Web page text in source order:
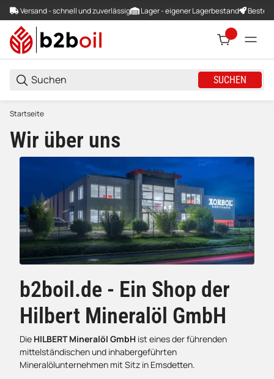
Versand - schnell und zuverlässig Lager - eigener Lagerbestand
SUCHEN
Startseite
Wir über uns
b2boil.de - Ein Shop der
Hilbert Mineralöl GmbH
Die HILBERT Mineralöl GmbH ist eines der führenden
mittelständischen und inhabergeführten
Mineralölunternehmen mit Sitz in Emsdetten.